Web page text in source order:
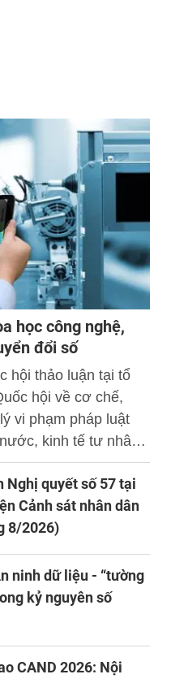
học công nghệ,
đổi số
hội thảo luận tại tổ
hội về cơ chế,
vi phạm pháp luật
kinh tế tư nhân
nghệ, đổi mới sáng
Nghị quyết số 57 tại
Cảnh sát nhân dân
8/2026)
ninh dữ liệu - “tường
kỷ nguyên số
CAND 2026: Nội